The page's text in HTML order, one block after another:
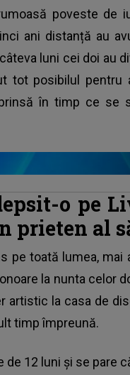
poveste de
ani distanță au
luni cei doi au
tot posibilul
în timp ce se
o pe
prieten al
pe toată lumea,
la nunta celor
artistic la casa de
timp împreună.
de 12 luni și se pare